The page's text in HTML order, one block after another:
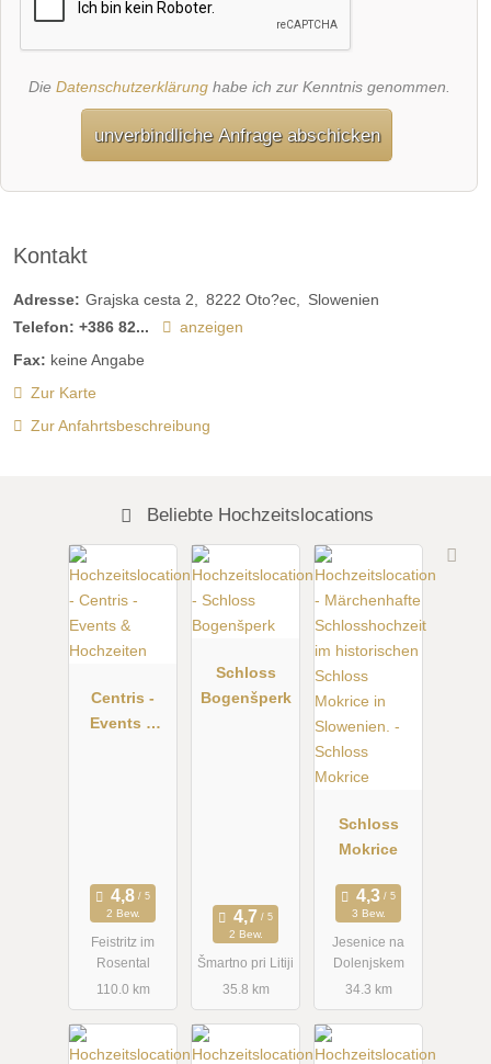
Die Datenschutzerklärunghabe ich zur Kenntnis genommen.
unverbindliche Anfrage abschicken
Kontakt
Adresse: Grajska cesta 2 8222 Oto?ec
Slowenien
Telefon: +386 82...
anzeigen
Fax: keine Angabe
Zur Karte
Zur Anfahrtsbeschreibung
Beliebte Hochzeitslocations
Centris -
Events &
2 Bew.
Feistritz im
Rosental
110.0 km
Schloss
Bogenšperk
2 Bew.
Šmartno pri Litiji
35.8 km
Schloss
Mokrice
3 Bew.
Jesenice na
Dolenjskem
34.3 km